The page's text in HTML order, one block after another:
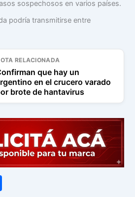
sospechosos en varios países.
podría transmitirse entre
RELACIONADA
que hay un
en el crucero varado
brote de hantavirus